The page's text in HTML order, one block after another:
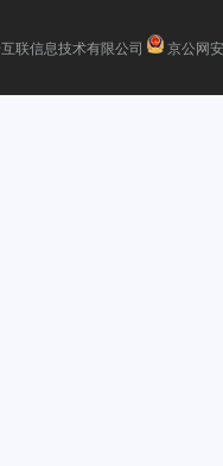
联信息技术有限公司 京公网